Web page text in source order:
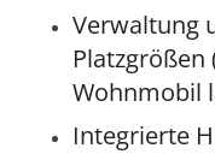
Verwaltung
Platzgrößen
Wohnmobil
Integrierte